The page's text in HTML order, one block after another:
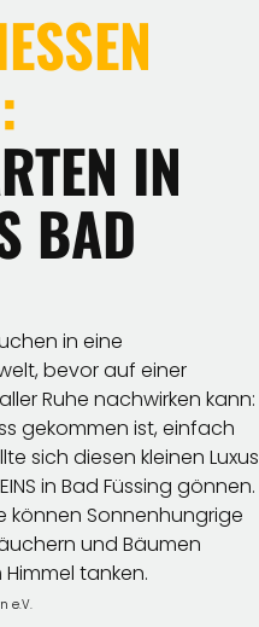
U
IN
BAD
in eine
bevor auf einer
Ruhe nachwirken kann:
gekommen ist, einfach
sich diesen kleinen Luxus
in Bad Füssing gönnen.
können Sonnenhungrige
und Bäumen
tanken.
e.V.